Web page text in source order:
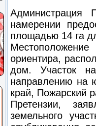
Администрация
намерении
площадью 14 га
Местоположение
ориентира,
дом. Участок
направлению на
край, Пожарский
Претензии,
земельного